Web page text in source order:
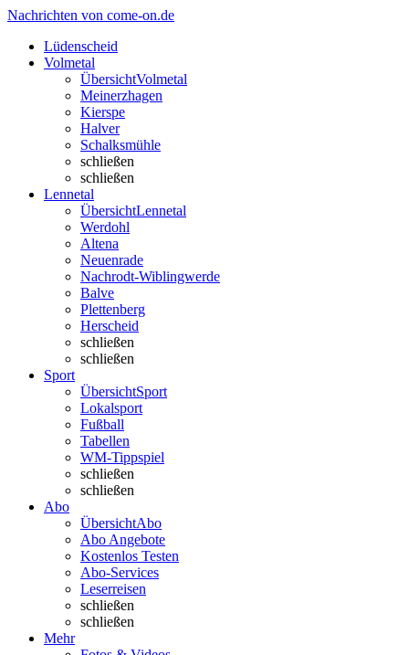
Nachrichten von come-on.de
Lüdenscheid
Volmetal
ÜbersichtVolmetal
Meinerzhagen
Kierspe
Halver
Schalksmühle
schließen
schließen
Lennetal
ÜbersichtLennetal
Werdohl
Altena
Neuenrade
Nachrodt-Wiblingwerde
Balve
Plettenberg
Herscheid
schließen
schließen
Sport
ÜbersichtSport
Lokalsport
Fußball
Tabellen
WM-Tippspiel
schließen
schließen
Abo
ÜbersichtAbo
Abo Angebote
Kostenlos Testen
Abo-Services
Leserreisen
schließen
schließen
Mehr